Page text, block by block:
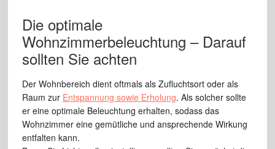
Die optimale
Wohnzimmerbeleuchtung – Darauf
sollten Sie achten
Der Wohnbereich dient oftmals als Zufluchtsort oder als
Raum zur Entspannung sowie Erholung. Als solcher sollte
er eine optimale Beleuchtung erhalten, sodass das
Wohnzimmer eine gemütliche und ansprechende Wirkung
entfalten kann.